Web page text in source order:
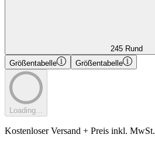
245 Rund
Größentabelle
Größentabelle
Loading...
Kostenloser Versand + Preis inkl. MwSt.